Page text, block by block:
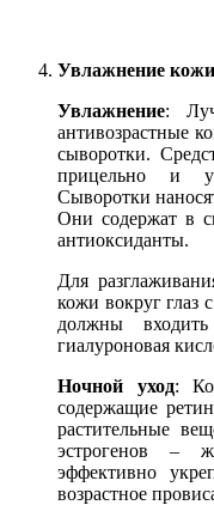
Увлажнение
Увлажнение:
антивозрастные
сыворотки.
прицельно и
Сыворотки
Они содержат в
антиоксиданты.
Для
кожи вокруг глаз
должны
гиалуроновая
Ночной уход:
содержащие
растительные
эстрогенов –
эффективно
возрастное